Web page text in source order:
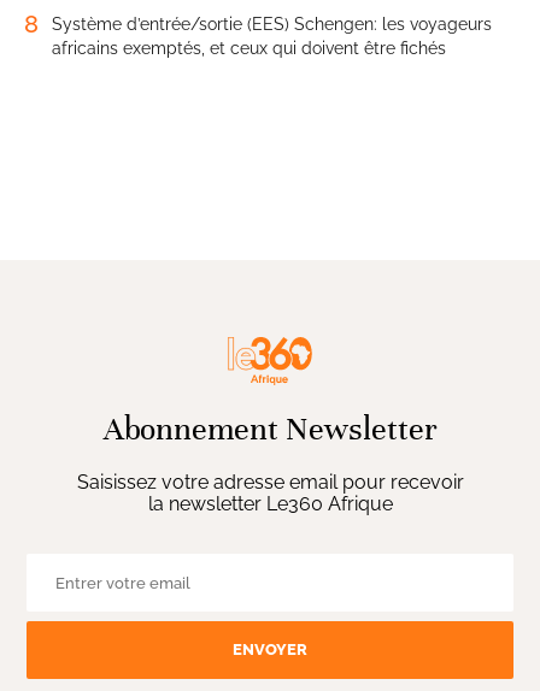
8
Système d’entrée/sortie (EES) Schengen: les voyageurs
africains exemptés, et ceux qui doivent être fichés
Abonnement Newsletter
Saisissez votre adresse email pour recevoir
la newsletter Le360 Afrique
ENVOYER